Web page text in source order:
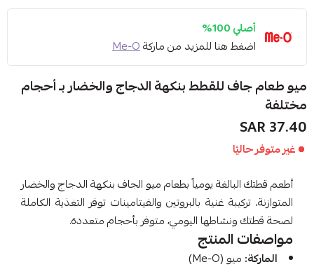
أصلي 100%
اضغط هنا للمزيد من ماركةMe-O
ميو طعام جاف للقطط بنكهة الدجاج والخضار بـ أحجام
مختلفة
37.40 SAR
غير متوفر حاليًا
أطعم قطتك البالغة يومياً بطعام ميو الجاف بنكهة الدجاج والخضار
المتوازنة، تركيبة غنية بالبروتين والفيتامينات توفر التغذية الكاملة
لصحة قطتك ونشاطها اليومي، متوفر بأحجام متعددة.
مواصفات المنتج
الماركة: ميو (Me-O)